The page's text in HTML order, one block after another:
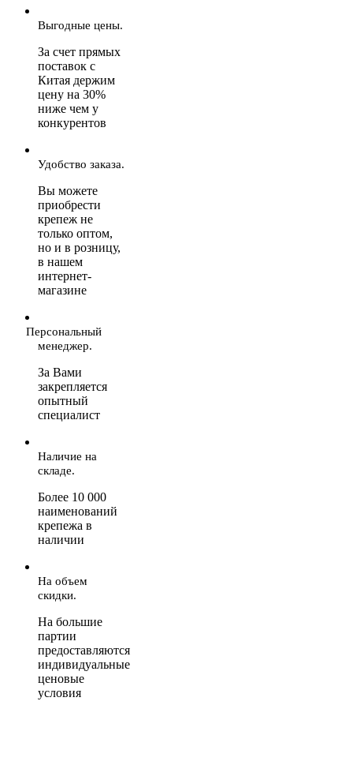
Выгодные цены.
За счет прямых
поставок с
Китая держим
цену на 30%
ниже чем у
конкурентов
Удобство заказа.
Вы можете
приобрести
крепеж не
только оптом,
но и в розницу,
в нашем
интернет-
магазине
Персональный
менеджер.
За Вами
закрепляется
опытный
специалист
Наличие на
складе.
Более 10 000
наименований
крепежа в
наличии
На объем
скидки.
На большие
партии
предоставляются
индивидуальные
ценовые
условия